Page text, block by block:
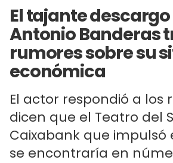
El tajante
Antonio Banderas
rumores sobre su
económica
El actor respondió a los
dicen que el Teatro del
Caixabank que impulsó
se encontraría en